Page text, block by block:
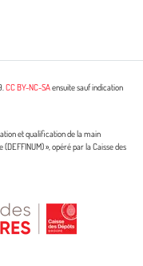
CC BY-NC-SAensuite sauf indication
et qualification de la main
», opéré par la Caisse des